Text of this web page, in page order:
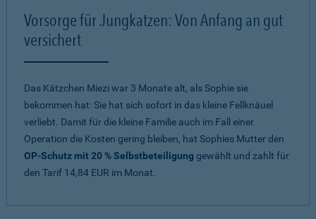
Vorsorge für Jungkatzen: Von Anfang an gut
versichert
Das Kätzchen Miezi war 3 Monate alt, als Sophie sie
bekommen hat: Sie hat sich sofort in das kleine Fellknäuel
verliebt. Damit für die kleine Familie auch im Fall einer
Operation die Kosten gering bleiben, hat Sophies Mutter den
OP-Schutz mit 20 % Selbstbeteiligung gewählt und zahlt für
den Tarif 14,84 EUR im Monat.